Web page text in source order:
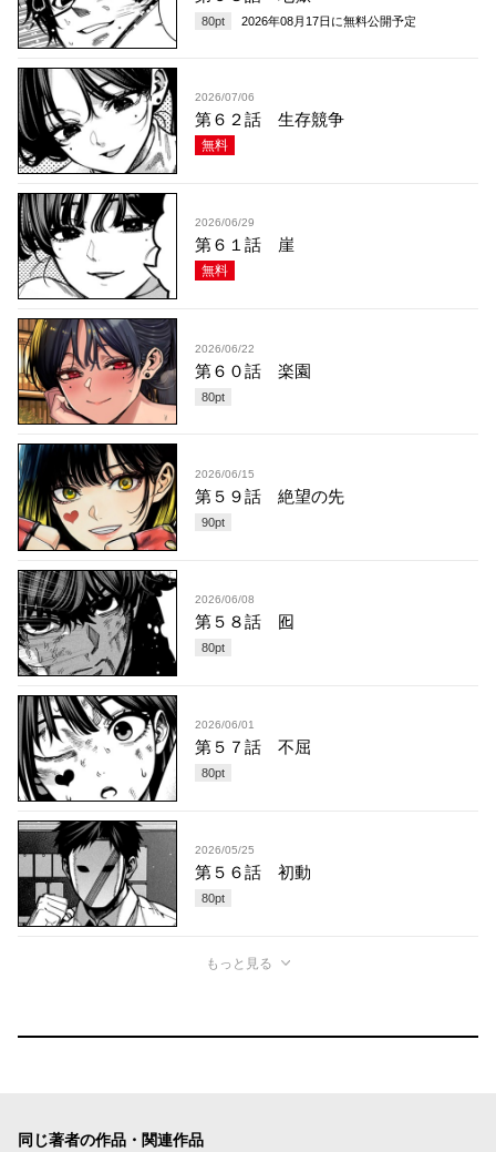
80pt 2026年08月17日 に無料公開予定
2026/07/06
第６２話 生存競争
無料
2026/06/29
第６１話 崖
無料
2026/06/22
第６０話 楽園
80pt
2026/06/15
第５９話 絶望の先
90pt
2026/06/08
第５８話 囮
80pt
2026/06/01
第５７話 不屈
80pt
2026/05/25
第５６話 初動
80pt
もっと見る
同じ著者の作品・関連作品